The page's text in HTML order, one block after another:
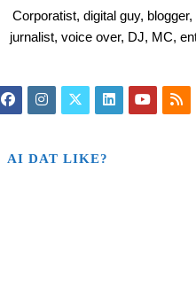
Corporatist, digital guy, blogger,
jurnalist, voice over, DJ, MC,
AI DAT LIKE?